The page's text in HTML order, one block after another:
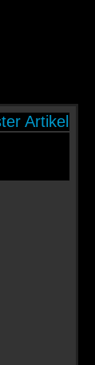
Artikel